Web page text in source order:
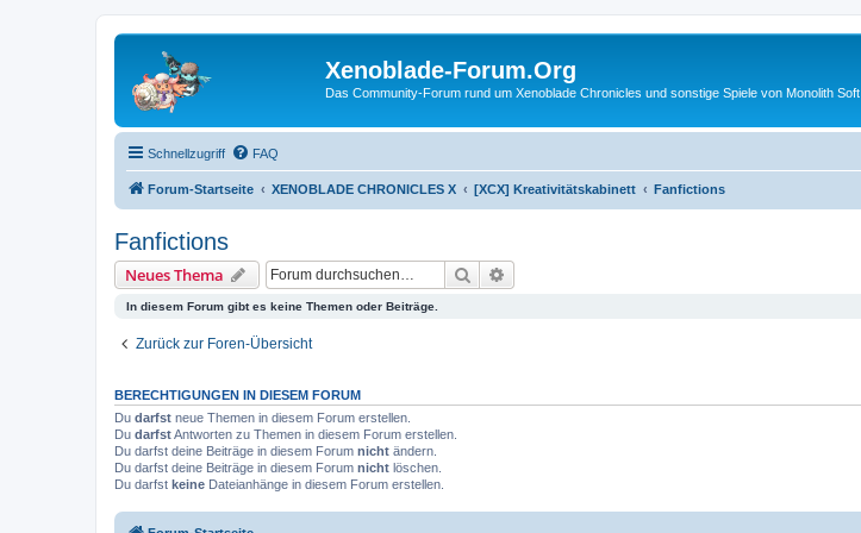
Xenoblade-Forum.Org
Das Community-Forum rund um Xenoblade Chronicles und sonstige Spiele von Monolith Soft
Schnellzugriff FAQ
Forum-Startseite XENOBLADE CHRONICLES X [XCX] Kreativitätskabinett Fanfictions
Fanfictions
Neues Thema Suche
In diesem Forum gibt es keine Themen oder Beiträge.
Zurück zur Foren-Übersicht
BERECHTIGUNGEN IN DIESEM FORUM
Du darfst neue Themen in diesem Forum erstellen.
Du darfstAntworten zu Themen in diesem Forum erstellen.
Du darfst deine Beiträge in diesem Forum nicht ändern.
Du darfst deine Beiträge in diesem Forum nicht löschen.
Du darfst keine Dateianhänge in diesem Forum erstellen.